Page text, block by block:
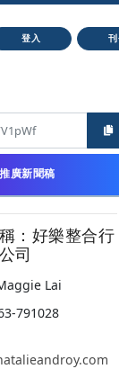
登入
推廣新聞稿
：好樂整合行
司
Lai
791028